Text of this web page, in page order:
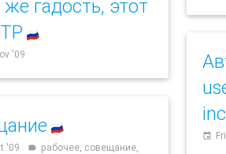
гадость, этот
🇷🇺
'09
event
🇷🇺
'09 label рабочее, совещание,